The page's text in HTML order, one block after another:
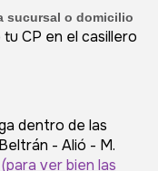
sucursal o domicilio
CP en el casillero
dentro de las
- Alió - M.
(para ver bien las